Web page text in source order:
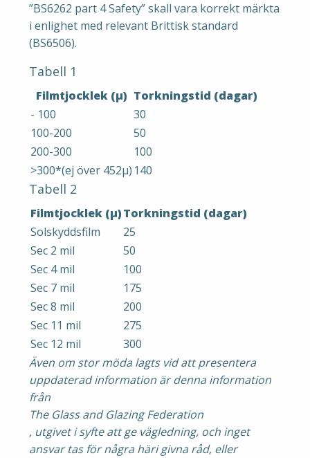
”BS6262 part 4 Safety” skall vara korrekt märkta
i enlighet med relevant Brittisk standard
(BS6506).
Tabell 1
Filmtjocklek (μ) Torkningstid (dagar)
- 100
30
100-200
50
200-300
100
>300*(ej över 452μ) 140
Tabell 2
Filmtjocklek (μ)Torkningstid (dagar)
Solskyddsfilm
25
Sec 2 mil
50
Sec 4 mil
100
Sec 7 mil
175
Sec 8 mil
200
Sec 11 mil
275
Sec 12 mil
300
Även om stor möda lagts vid att presentera
uppdaterad information är denna information
från
The Glass and Glazing Federation
, utgivet i syfte att ge vägledning, och inget
ansvar tas för några häri givna råd, eller